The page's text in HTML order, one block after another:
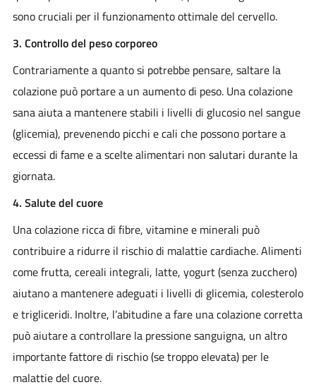
sono cruciali per il funzionamento ottimale del cervello.
3. Controllo del peso corporeo
Contrariamente a quanto si potrebbe pensare, saltare la
colazione può portare a un aumento di peso. Una colazione
sana aiuta a mantenere stabili i livelli di glucosio nel sangue
(glicemia), prevenendo picchi e cali che possono portare a
eccessi di fame e a scelte alimentari non salutari durante la
giornata.
4. Salute del cuore
Una colazione ricca di fibre, vitamine e minerali può
contribuire a ridurre il rischio di malattie cardiache. Alimenti
come frutta, cereali integrali, latte, yogurt (senza zucchero)
aiutano a mantenere adeguati i livelli di glicemia, colesterolo
e trigliceridi. Inoltre, l’abitudine a fare una colazione corretta
può aiutare a controllare la pressione sanguigna, un altro
importante fattore di rischio (se troppo elevata) per le
malattie del cuore.